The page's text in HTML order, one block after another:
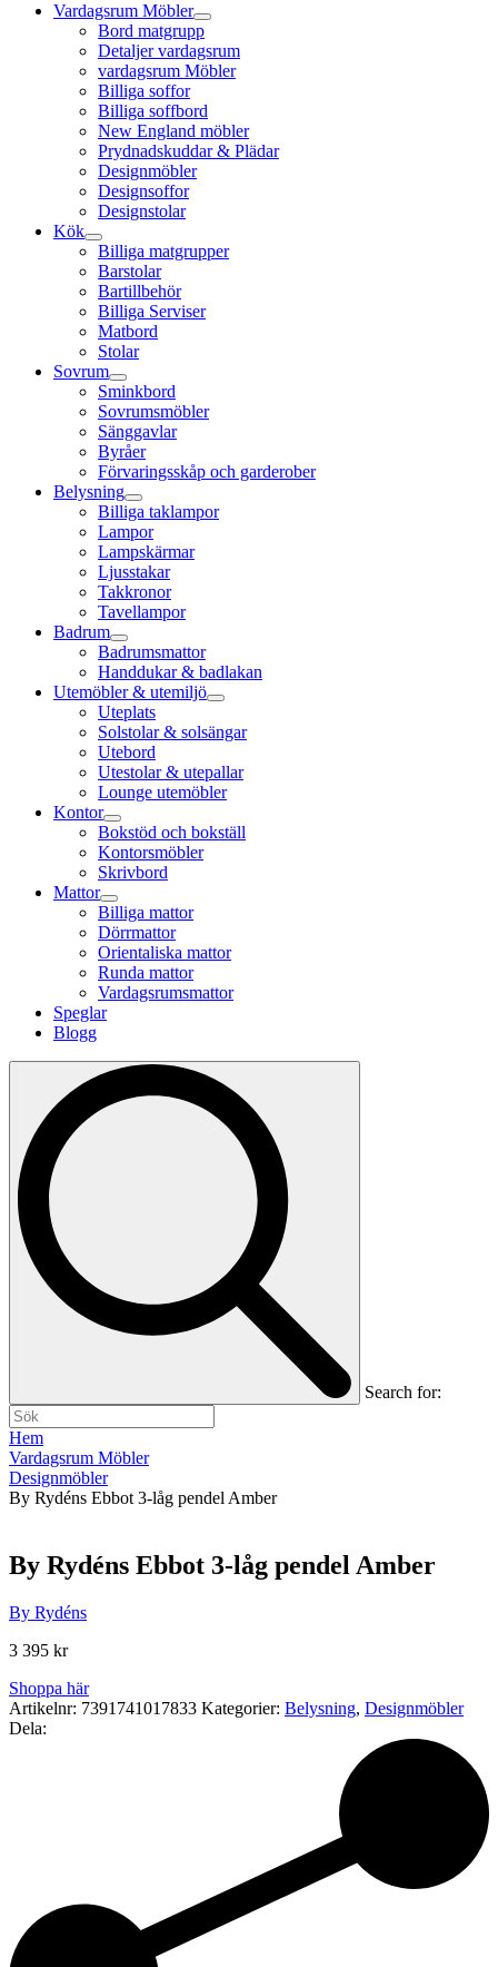
Vardagsrum Möbler
Bord matgrupp
Detaljer vardagsrum
vardagsrum Möbler
Billiga soffor
Billiga soffbord
New England möbler
Prydnadskuddar & Plädar
Designmöbler
Designsoffor
Designstolar
Kök
Billiga matgrupper
Barstolar
Bartillbehör
Billiga Serviser
Matbord
Stolar
Sovrum
Sminkbord
Sovrumsmöbler
Sänggavlar
Byråer
Förvaringsskåp och garderober
Belysning
Billiga taklampor
Lampor
Lampskärmar
Ljusstakar
Takkronor
Tavellampor
Badrum
Badrumsmattor
Handdukar & badlakan
Utemöbler & utemiljö
Uteplats
Solstolar & solsängar
Utebord
Utestolar & utepallar
Lounge utemöbler
Kontor
Bokstöd och bokställ
Kontorsmöbler
Skrivbord
Mattor
Billiga mattor
Dörrmattor
Orientaliska mattor
Runda mattor
Vardagsrumsmattor
Speglar
Blogg
Search for:
Hem
Vardagsrum Möbler
Designmöbler
By Rydéns Ebbot 3-låg pendel Amber
By Rydéns Ebbot 3-låg pendel Amber
By Rydéns
3 395 kr
Shoppa här
Artikelnr: 7391741017833 Kategorier: Belysning, Designmöbler
Dela: